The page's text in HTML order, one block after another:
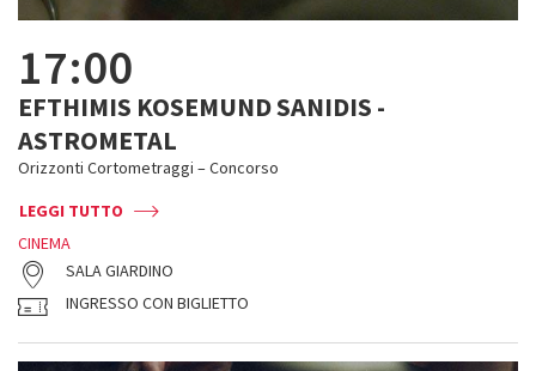
17:00
EFTHIMIS KOSEMUND SANIDIS -
ASTROMETAL
Orizzonti Cortometraggi – Concorso
LEGGI TUTTO
CINEMA
SALA GIARDINO
INGRESSO CON BIGLIETTO